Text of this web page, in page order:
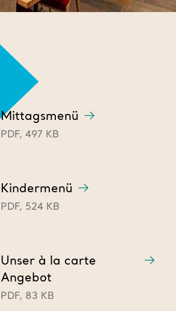
Mittagsmenü
PDF, 497 KB
Kindermenü
PDF, 524 KB
Unser à la carte
Angebot
PDF, 83 KB